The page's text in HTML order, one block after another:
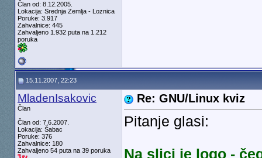
Član od: 8.12.2005.
Lokacija: Srednja Zemlja - Loznica
Poruke: 3.917
Zahvalnice: 445
Zahvaljeno 1.932 puta na 1.212
poruka
15.11.2007, 22:23
MladenIsakovic
Član
Član od: 7.6.2007.
Lokacija: Šabac
Poruke: 376
Zahvalnice: 180
Zahvaljeno 54 puta na 39 poruka
Re: GNU/Linux kviz
Pitanje glasi:
Na slici je logo -